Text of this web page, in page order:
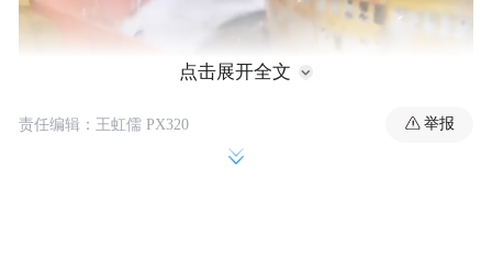
点击展开全文
责任编辑：王虹儒 PX320 举报